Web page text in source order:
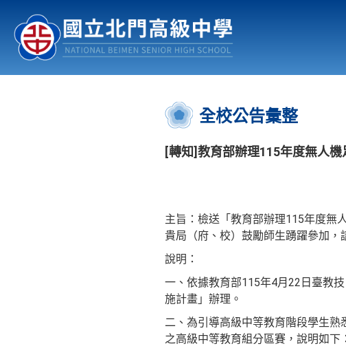
認識北中 行事曆
:::
全校公告彙整
[轉知]教育部辦理115年度無人
主旨：檢送「教育部辦理115年度無
貴局（府、校）鼓勵師生踴躍參加，
說明：
一、依據教育部115年4月22日臺教
施計畫」辦理。
二、為引導高級中等教育階段學生
之高級中等教育組分區賽，說明如下：